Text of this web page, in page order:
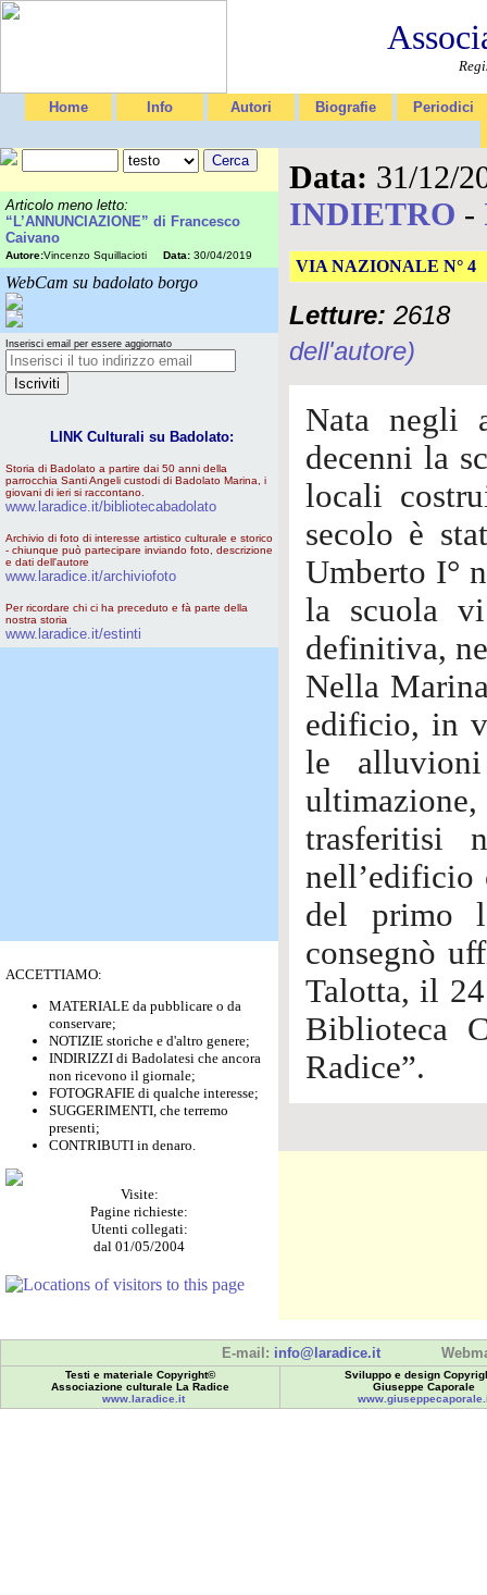
Home Info Autori Biografie Periodici
Articolo meno letto:
“L’ANNUNCIAZIONE” di Francesco
Caivano
Autore:Vincenzo Squillacioti Data: 30/04/2019
WebCam su badolato borgo
Inserisci email per essere aggiornato
LINK Culturali su Badolato:
Storia di Badolato a partire dai 50 anni della
parrocchia Santi Angeli custodi di Badolato Marina, i
giovani di ieri si raccontano.
www.laradice.it/bibliotecabadolato
Archivio di foto di interesse artistico culturale e storico
- chiunque può partecipare inviando foto, descrizione
e dati dell'autore
www.laradice.it/archiviofoto
Per ricordare chi ci ha preceduto e fà parte della
nostra storia
www.laradice.it/estinti
ACCETTIAMO:
MATERIALE da pubblicare o da
conservare;
NOTIZIE storiche e d'altro genere;
INDIRIZZI di Badolatesi che ancora
non ricevono il giornale;
FOTOGRAFIE di qualche interesse;
SUGGERIMENTI, che terremo
presenti;
CONTRIBUTI in denaro.
Visite:
Pagine richieste:
Utenti collegati:
dal 01/05/2004
Data: 31/12/
INDIETRO -
VIA NAZIONALE N° 4
Letture: 2618
dell'autore)
Nata negli
decenni la
locali
secolo è
Umberto I°
la scuola
definitiva,
Nella
edificio, in
le
trasferitisi
nell’edificio
del primo
consegnò
Talotta, il
Biblioteca
Radice”.
Associazione culturale La Radice
www.laradice.it
Sviluppo e design
Giuseppe Caporale